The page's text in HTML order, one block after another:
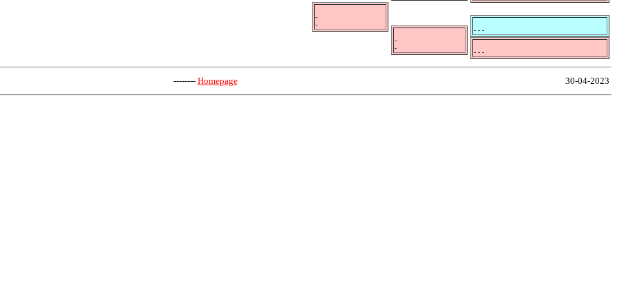
-
-
-
-
- - -
- - -
-------- Homepage 30-04-2023